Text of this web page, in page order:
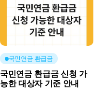
국민연금 환급금
국민연금 환급금 신청 가
능한 대상자 기준 안내